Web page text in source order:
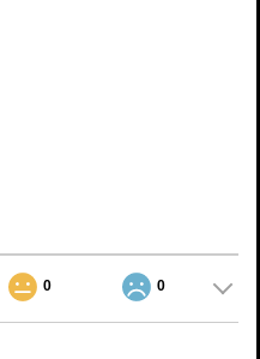
0 0